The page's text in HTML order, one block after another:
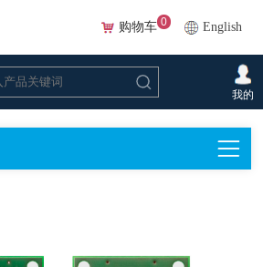
English
购物车 0
我的